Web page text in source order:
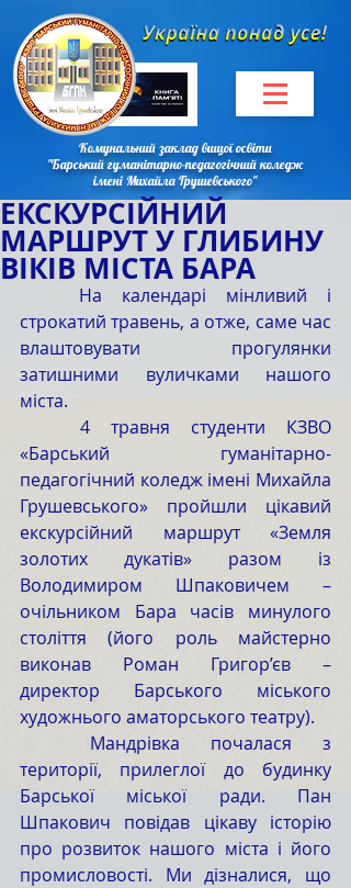
Комунальний заклад вищої освіти
"Барський гуманітарно-педагогічний коледж
імені Михайла Грушевського"
ЕКСКУРСІЙНИЙ
МАРШРУТ У ГЛИБИНУ
ВІКІВ МІСТА БАРА
строкатий травень, а отже, саме час
влаштовувати прогулянки
затишними вуличками нашого
міста.
«Барський гуманітарно-
педагогічний коледж імені Михайла
Грушевського» пройшли цікавий
екскурсійний маршрут «Земля
золотих дукатів» разом із
Володимиром Шпаковичем –
очільником Бара часів минулого
століття (його роль майстерно
виконав Роман Григор’єв –
директор Барського міського
художнього аматорського театру).
території, прилеглої до будинку
Барської міської ради. Пан
Шпакович повідав цікаву історію
про розвиток нашого міста і його
промисловості. Ми дізналися, що